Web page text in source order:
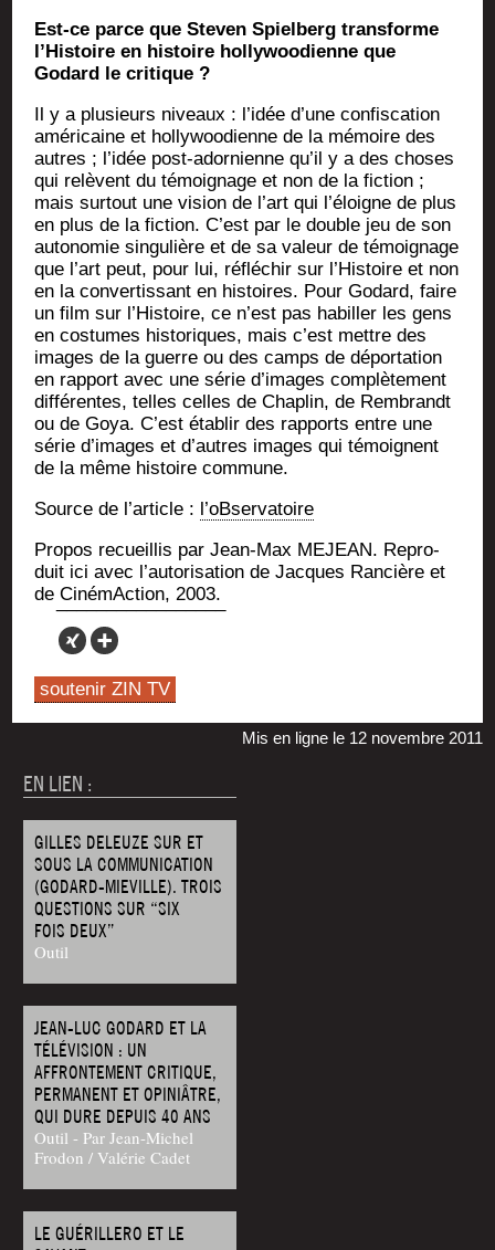
EN LIEN :
GILLES DELEUZE SUR ET
SOUS LA COMMUNICATION
(GODARD-MIEVILLE). TROIS
QUESTIONS SUR “SIX
FOIS DEUX”
Outil
JEAN-LUC GODARD ET LA
TÉLÉVISION : UN
AFFRONTEMENT CRITIQUE,
PERMANENT ET OPINIÂTRE,
QUI DURE DEPUIS 40 ANS
Outil - Par Jean-Michel
Frodon / Valérie Cadet
LE GUÉRILLERO ET LE
Est-ce parce que Ste­ven Spiel­berg trans­forme
l’His­toire en his­toire hol­ly­woo­dienne que
Godard le critique ?
Il y a plu­sieurs niveaux : l’i­dée d’une confis­ca­tion
amé­ri­caine et hol­ly­woo­dienne de la mémoire des
autres ; l’i­dée post-ador­nienne qu’il y a des choses
qui relèvent du témoi­gnage et non de la fic­tion ;
mais sur­tout une vision de l’art qui l’é­loigne de plus
en plus de la fic­tion. C’est par le double jeu de son
auto­no­mie sin­gu­lière et de sa valeur de témoi­gnage
que l’art peut, pour lui, réflé­chir sur l’His­toire et non
en la conver­tis­sant en his­toires. Pour Godard, faire
un film sur l’His­toire, ce n’est pas habiller les gens
en cos­tumes his­to­riques, mais c’est mettre des
images de la guerre ou des camps de dépor­ta­tion
en rap­port avec une série d’i­mages com­plè­te­ment
dif­fé­rentes, telles celles de Cha­plin, de Rem­brandt
ou de Goya. C’est éta­blir des rap­ports entre une
série d’i­mages et d’autres images qui témoignent
de la même his­toire commune.
Source de l’article : l’oBservatoire
Pro­pos recueillis par Jean-Max MEJEAN. Repro­
duit ici avec l’au­to­ri­sa­tion de Jacques Ran­cière et
de Ciné­mAc­tion, 2003.
soutenir ZIN TV
Mis en ligne le 12 novembre 2011